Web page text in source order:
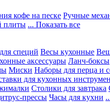
кофе на песке Ручные
плиты ... Показать все
специй Весы кухонные
аксессуары Ланч-боксы
Миски Наборы для перца и
для кухонных
Столики для завтрака
прессы Часы для кухни